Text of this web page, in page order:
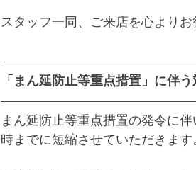
スタッフ一同、ご来店を心よりお
「まん延防止等重点措置」に伴
まん延防止等重点措置の発令に
時までに短縮させていただきます